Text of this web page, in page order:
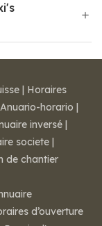
| Horaires
Anuario-horario |
inversé |
societe |
de chantier
d’ouverture